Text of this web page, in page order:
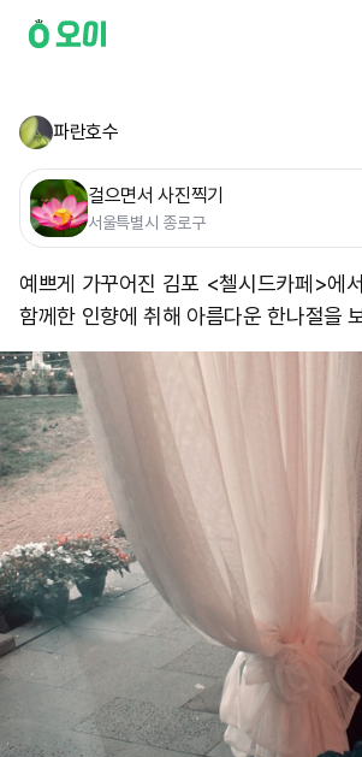
파란호수
걸으면서 사진찍기
서울특별시 종로구
예쁘게 가꾸어진 김포 <첼시드카페>에
함께한 인향에 취해 아름다운 한나절을